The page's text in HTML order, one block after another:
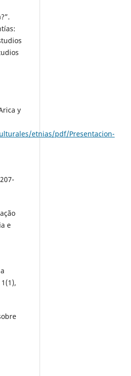
y
etnias/pdf/Presentacion-
e